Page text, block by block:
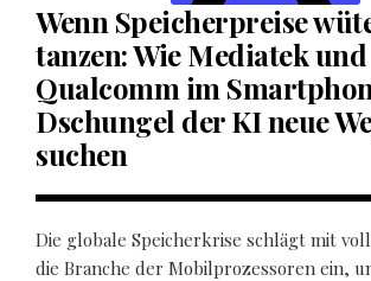
Wenn Speicherpreise
tanzen: Wie Mediatek und
Qualcomm im
Dschungel der KI neue
suchen
Die globale Speicherkrise schlägt mit
die Branche der Mobilprozessoren ein,